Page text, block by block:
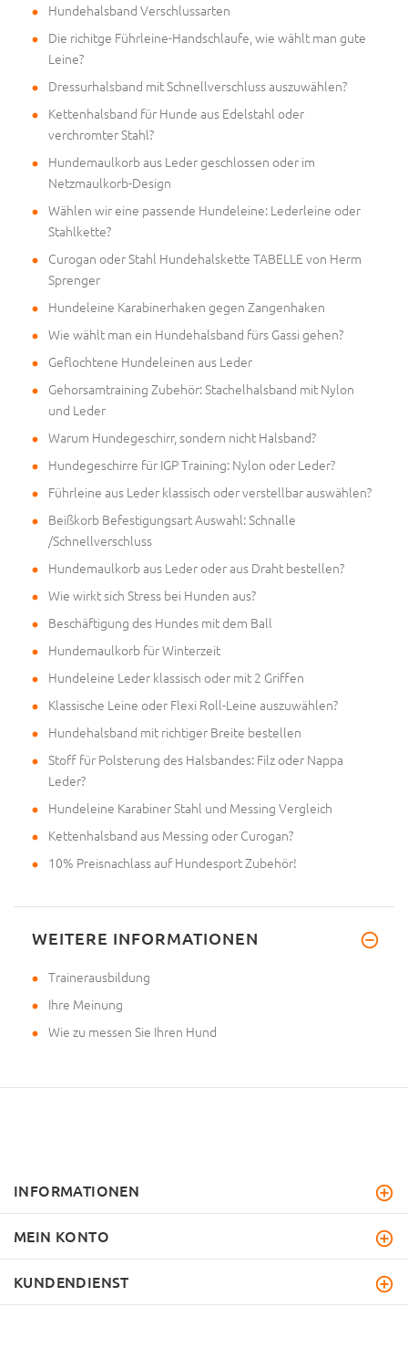
Hundehalsband Verschlussarten
Die richitge Führleine-Handschlaufe, wie wählt man gute
Leine?
Dressurhalsband mit Schnellverschluss auszuwählen?
Kettenhalsband für Hunde aus Edelstahl oder
verchromter Stahl?
Hundemaulkorb aus Leder geschlossen oder im
Netzmaulkorb-Design
Wählen wir eine passende Hundeleine: Lederleine oder
Stahlkette?
Curogan oder Stahl Hundehalskette TABELLE von Herm
Sprenger
Hundeleine Karabinerhaken gegen Zangenhaken
Wie wählt man ein Hundehalsband fürs Gassi gehen?
Geflochtene Hundeleinen aus Leder
Gehorsamtraining Zubehör: Stachelhalsband mit Nylon
und Leder
Warum Hundegeschirr, sondern nicht Halsband?
Hundegeschirre für IGP Training: Nylon oder Leder?
Führleine aus Leder klassisch oder verstellbar auswählen?
Beißkorb Befestigungsart Auswahl: Schnalle
/Schnellverschluss
Hundemaulkorb aus Leder oder aus Draht bestellen?
Wie wirkt sich Stress bei Hunden aus?
Beschäftigung des Hundes mit dem Ball
Hundemaulkorb für Winterzeit
Hundeleine Leder klassisch oder mit 2 Griffen
Klassische Leine oder Flexi Roll-Leine auszuwählen?
Hundehalsband mit richtiger Breite bestellen
Stoff für Polsterung des Halsbandes: Filz oder Nappa
Leder?
Hundeleine Karabiner Stahl und Messing Vergleich
Kettenhalsband aus Messing oder Curogan?
10% Preisnachlass auf Hundesport Zubehör!
WEITERE INFORMATIONEN
Trainerausbildung
Ihre Meinung
Wie zu messen Sie Ihren Hund
INFORMATIONEN
MEIN KONTO
KUNDENDIENST